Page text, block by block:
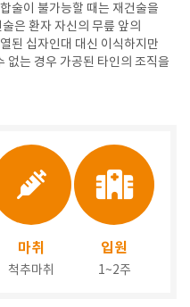
술이 불가능할 때는 재건술을
은 환자 자신의 무릎 앞의
된 십자인대 대신 이식하지만
없는 경우 가공된 타인의 조직을
마취
척추마취
입원
1~2주